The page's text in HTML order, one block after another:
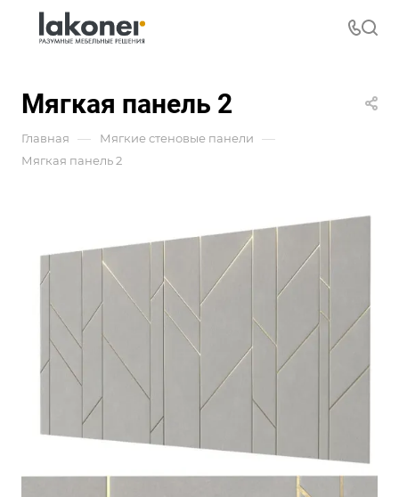
Мягкая панель 2
Главная — Мягкие стеновые панели —
Мягкая панель 2